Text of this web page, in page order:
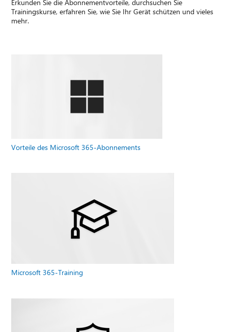
Erkunden Sie die Abonnementvorteile, durchsuchen Sie
Trainingskurse, erfahren Sie, wie Sie Ihr Gerät schützen und vieles
mehr.
Vorteile des Microsoft 365-Abonnements
Microsoft 365-Training